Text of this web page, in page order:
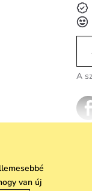
A
van új